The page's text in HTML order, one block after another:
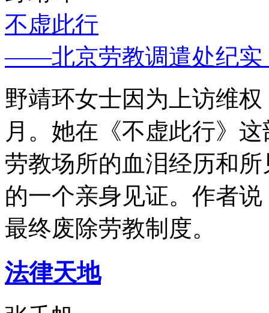
不虚此行
——北京劳教调遣处纪实
野靖环女士因为上访维
月。她在《不虚此行》
劳教场所的血泪经历和
的一个亲身见证。作者
最终废除劳教制度。
法律天地